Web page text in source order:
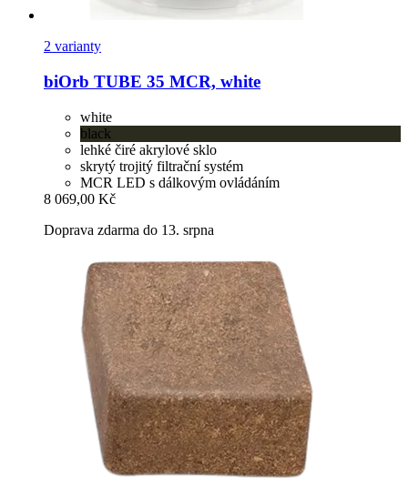
2 varianty
biOrb TUBE 35 MCR, white
white
black
lehké čiré akrylové sklo
skrytý trojitý filtrační systém
MCR LED s dálkovým ovládáním
8 069,00 Kč
Doprava zdarma do 13. srpna